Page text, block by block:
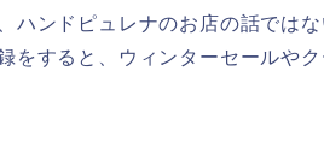
ハンドピュレナのお店の話では
をすると、ウィンターセールや